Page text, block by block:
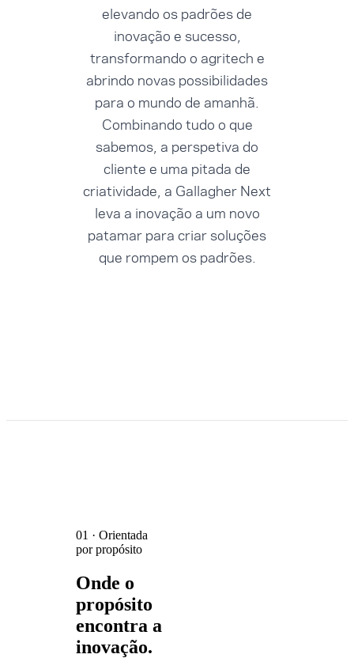
elevando os padrões de
inovação e sucesso,
transformando o agritech e
abrindo novas possibilidades
para o mundo de amanhã.
Combinando tudo o que
sabemos, a perspetiva do
cliente e uma pitada de
criatividade, a Gallagher Next
leva a inovação a um novo
patamar para criar soluções
que rompem os padrões.
01 · Orientada
por propósito
Onde o
propósito
encontra a
inovação.